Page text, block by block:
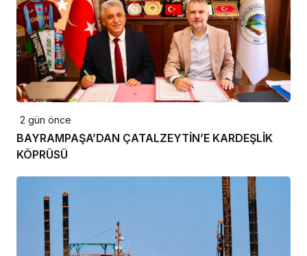
2 gün önce
BAYRAMPAŞA’DAN ÇATALZEYTİN’E KARDEŞLİK
KÖPRÜSÜ